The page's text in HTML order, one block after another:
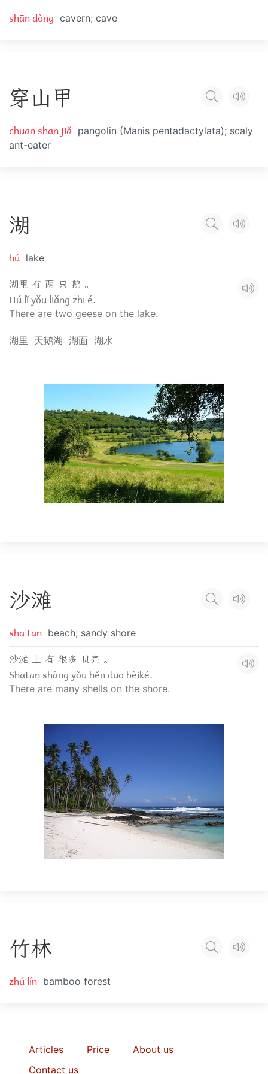
shān dòng cavern; cave
穿 山 甲
chuān shān jiǎ pangolin (Manis pentadactylata); scaly
ant-eater
湖
hú lake
湖里 有 两 只 鹅 。
Hú lǐ yǒu liǎng zhī é.
There are two geese on the lake.
湖里 天鹅湖 湖面 湖水
沙滩
shā tān beach; sandy shore
沙滩 上 有 很多 贝壳 。
Shātān shàng yǒu hěn duō bèiké.
There are many shells on the shore.
竹林
zhú lín bamboo forest
Articles Price
About us
Contact us